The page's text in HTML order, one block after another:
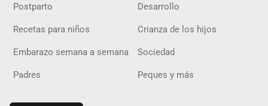
Postparto Desarrollo
Recetas para niños Crianza de los hijos
Embarazo semana a semana Sociedad
Padres Peques y más